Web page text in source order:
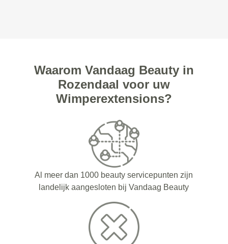
Waarom Vandaag Beauty in
Rozendaal voor uw
Wimperextensions?
Al meer dan 1000 beauty servicepunten zijn
landelijk aangesloten bij Vandaag Beauty